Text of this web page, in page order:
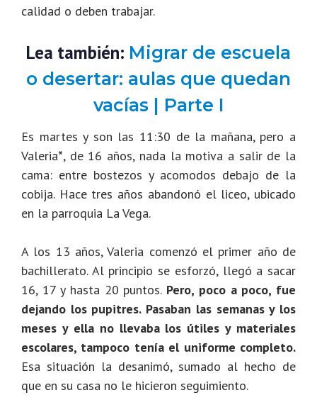
calidad o deben trabajar.
Lea también: Migrar de escuela
o desertar: aulas que quedan
vacías | Parte I
Es martes y son las 11:30 de la mañana, pero a
Valeria*, de 16 años, nada la motiva a salir de la
cama: entre bostezos y acomodos debajo de la
cobija. Hace tres años abandonó el liceo, ubicado
en la parroquia La Vega.
A los 13 años, Valeria comenzó el primer año de
bachillerato. Al principio se esforzó, llegó a sacar
16, 17 y hasta 20 puntos. Pero, poco a poco, fue
dejando los pupitres. Pasaban las semanas y los
meses y ella no llevaba los útiles y materiales
escolares, tampoco tenía el uniforme completo.
Esa situación la desanimó, sumado al hecho de
que en su casa no le hicieron seguimiento.